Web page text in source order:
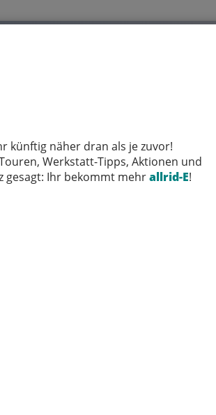
künftig näher dran als je zuvor!
Werkstatt-Tipps, Aktionen und
gesagt: Ihr bekommt mehrallrid-E!
KOMM´